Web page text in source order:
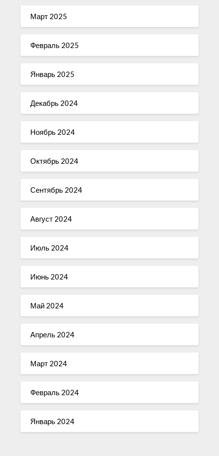
Март 2025
Февраль 2025
Январь 2025
Декабрь 2024
Ноябрь 2024
Октябрь 2024
Сентябрь 2024
Август 2024
Июль 2024
Июнь 2024
Май 2024
Апрель 2024
Март 2024
Февраль 2024
Январь 2024